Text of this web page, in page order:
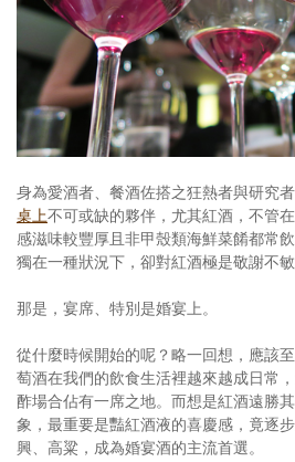
享樂隨手拍
照相簿
影音區
創意出版服務
歷史區
關於Yilan
媒體報導一覽
合作與代言
身為愛酒者、餐酒佐搭之狂熱者與研究
桌上不可或缺的夥伴，尤其紅酒，不管
感滋味較豐厚且非甲殼類海鮮菜餚都
獨在一種狀況下，卻對紅酒極是敬謝不
那是，宴席、特別是婚宴上。
從什麼時候開始的呢？略一回想，應該
萄酒在我們的飲食生活裡越來越成日常
酢場合佔有一席之地。而想是紅酒遠勝
象，最重要是豔紅酒液的喜慶感，竟逐
興、高粱，成為婚宴酒的主流首選。